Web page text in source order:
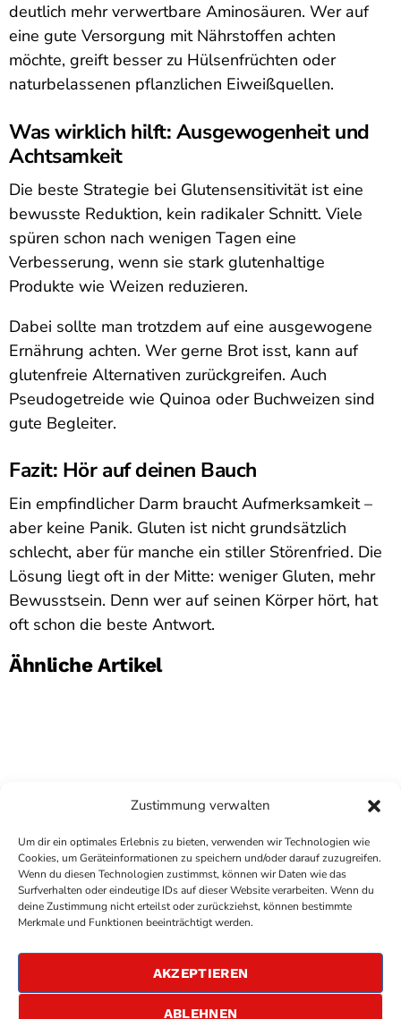
Zustimmung verwalten
Um dir ein optimales Erlebnis zu bieten, verwenden wir Technologien wie
Cookies, um Geräteinformationen zu speichern und/oder darauf zuzugreifen.
Wenn du diesen Technologien zustimmst, können wir Daten wie das
Surfverhalten oder eindeutige IDs auf dieser Website verarbeiten. Wenn du
deine Zustimmung nicht erteilst oder zurückziehst, können bestimmte
Merkmale und Funktionen beeinträchtigt werden.
AKZEPTIEREN
ABLEHNEN
deutlich mehr verwertbare Aminosäuren. Wer auf
eine gute Versorgung mit Nährstoffen achten
möchte, greift besser zu Hülsenfrüchten oder
naturbelassenen pflanzlichen Eiweißquellen.
Was wirklich hilft: Ausgewogenheit und
Achtsamkeit
Die beste Strategie bei Glutensensitivität ist eine
bewusste Reduktion, kein radikaler Schnitt. Viele
spüren schon nach wenigen Tagen eine
Verbesserung, wenn sie stark glutenhaltige
Produkte wie Weizen reduzieren.
Dabei sollte man trotzdem auf eine ausgewogene
Ernährung achten. Wer gerne Brot isst, kann auf
glutenfreie Alternativen zurückgreifen. Auch
Pseudogetreide wie Quinoa oder Buchweizen sind
gute Begleiter.
Fazit: Hör auf deinen Bauch
Ein empfindlicher Darm braucht Aufmerksamkeit –
aber keine Panik. Gluten ist nicht grundsätzlich
schlecht, aber für manche ein stiller Störenfried. Die
Lösung liegt oft in der Mitte: weniger Gluten, mehr
Bewusstsein. Denn wer auf seinen Körper hört, hat
oft schon die beste Antwort.
Ähnliche Artikel
COPYRIGHTANTENNE BAD KREUZNACH
DATENSCHUTZERKLÄRUNG
ALLGEMEINE GESCHÄFTSBEDINGUNGEN